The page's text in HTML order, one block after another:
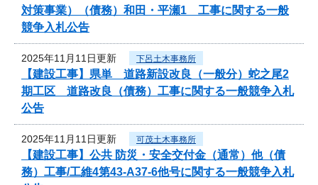
対策事業）（債務）和田・平瀬1 工事に関する一般
競争入札公告
2025年11月11日更新 下呂土木事務所
【建設工事】県単 道路新設改良（一般分）蛇之尾2
期工区 道路改良（債務）工事に関する一般競争入札
公告
2025年11月11日更新 可茂土木事務所
【建設工事】公共 防災・安全交付金（通常）他（債
務）工事/工維4第43-A37-6他号に関する一般競争入札